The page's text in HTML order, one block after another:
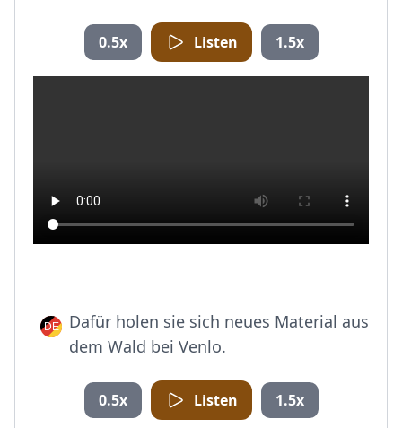
0.5x Listen 1.5x
Dafür holen sie sich neues Material aus
dem Wald bei Venlo.
0.5x Listen 1.5x